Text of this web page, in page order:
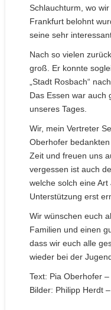
Schlauchturm, wo
Frankfurt belohnt
seine sehr
Nach so vielen
groß. Er konnte
„Stadt Rosbach“
Das Essen war auch
unseres Tages.
Wir, mein Vertreter
Oberhofer
Zeit und freuen uns
vergessen ist auch
welche solch eine
Unterstützung erst
Wir wünschen euch
Familien und einen
dass wir euch alle
wieder bei der
Text: Pia Oberhofer
Bilder: Philipp Herdt